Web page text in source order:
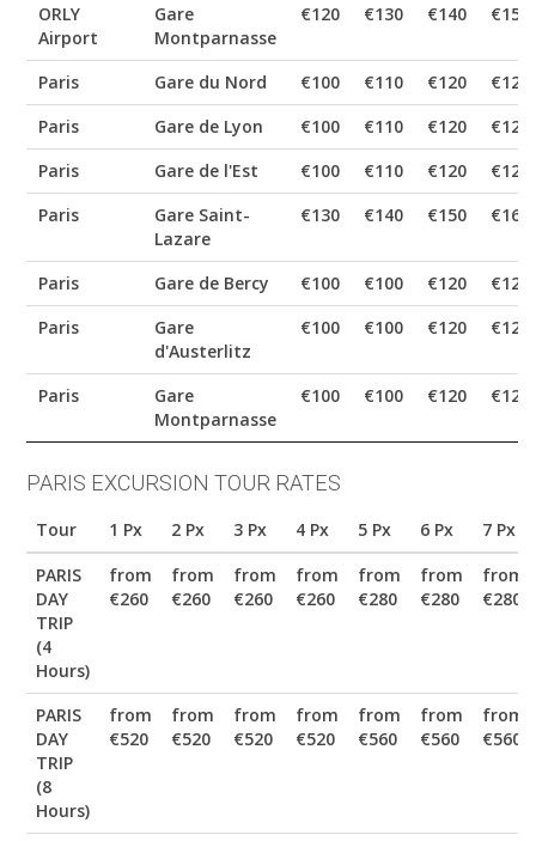
ORLY
Airport
Gare
Montparnasse
€120 €130 €140 €150
Paris Gare du Nord €100 €110 €120
€120
Paris
Gare de Lyon €100 €110 €120
€120
Paris
Gare de l'Est €100 €110 €120
€120
Paris
Gare Saint-
Lazare
€130 €140 €150 €160
Paris Gare de Bercy €100 €100 €120
€120
Paris
Gare
d'Austerlitz
€100 €100 €120 €120
Paris
Gare
Montparnasse
€100 €100 €120 €120
PARIS EXCURSION TOUR RATES
Tour 1 Px 2 Px 3 Px 4 Px 5 Px 6 Px
7 Px
PARIS
DAY
TRIP
(4
Hours)
from
€260
from
€260
from
€260
from
€260
from
€280
from
€280
from
€280
PARIS
DAY
TRIP
(8
Hours)
from
€520
from
€520
from
€520
from
€520
from
€560
from
€560
from
€560